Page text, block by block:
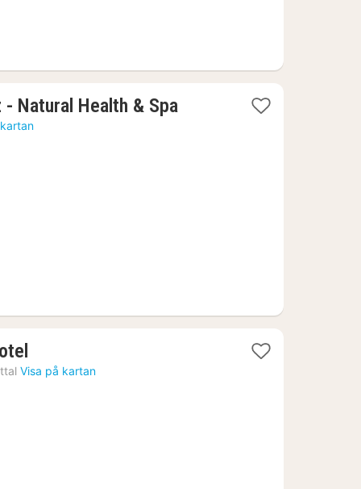
Natural Health & Spa
natt
Visa på kartan